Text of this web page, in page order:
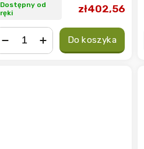
Dostępny od
ręki
zł402,56
Do koszyka